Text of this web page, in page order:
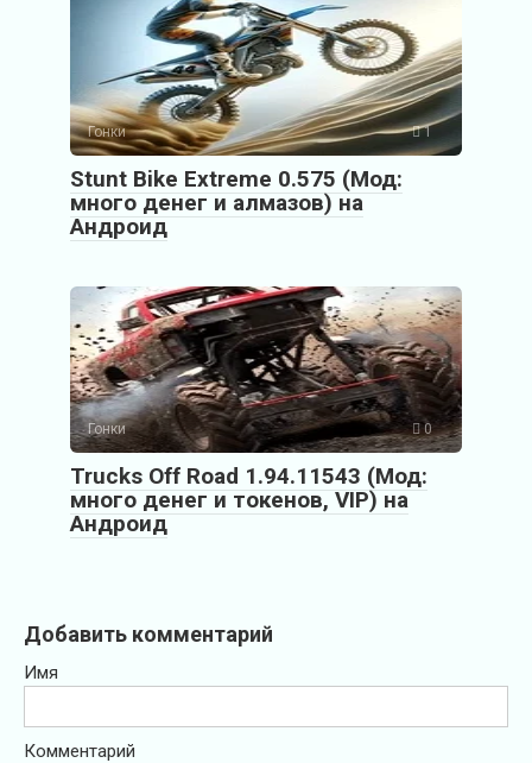
Гонки 1
Stunt Bike Extreme 0.575 (Мод:
много денег и алмазов) на
Андроид
Гонки 0
Trucks Off Road 1.94.11543 (Мод:
много денег и токенов, VIP) на
Андроид
Добавить комментарий
Имя
Комментарий